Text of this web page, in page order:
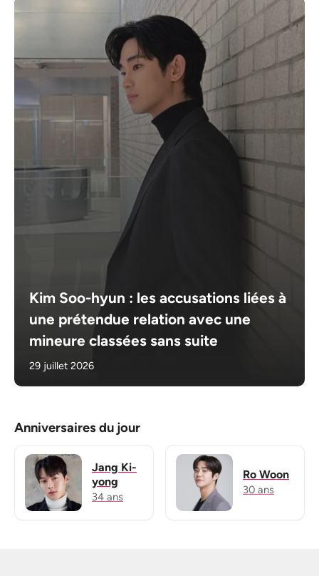
Kim Soo-hyun : les accusations liées à
une prétendue relation avec une
mineure classées sans suite
29 juillet 2026
Anniversaires du jour
Jang Ki-
yong
34 ans
Ro Woon
30 ans